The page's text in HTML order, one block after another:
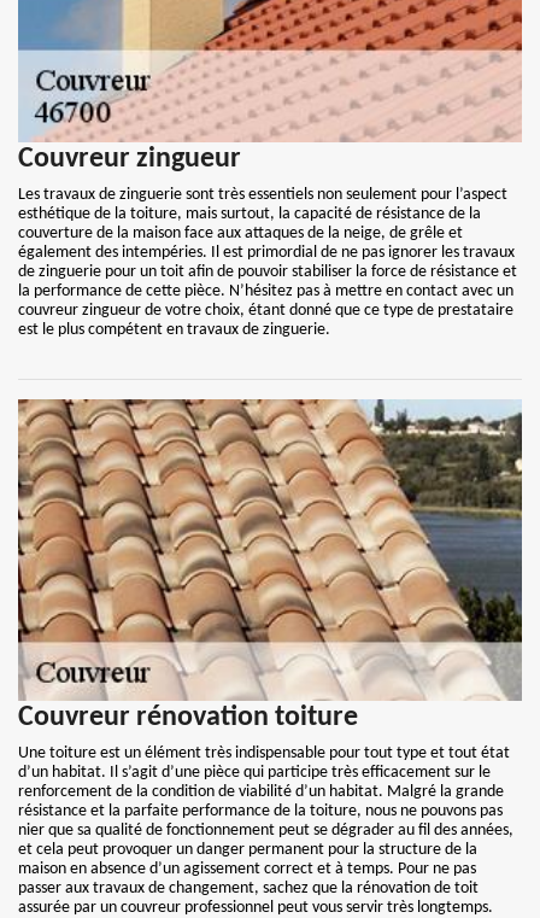
Couvreur zingueur
Les travaux de zinguerie sont très essentiels non seulement pour l’aspect
esthétique de la toiture, mais surtout, la capacité de résistance de la
couverture de la maison face aux attaques de la neige, de grêle et
également des intempéries. Il est primordial de ne pas ignorer les travaux
de zinguerie pour un toit afin de pouvoir stabiliser la force de résistance et
la performance de cette pièce. N’hésitez pas à mettre en contact avec un
couvreur zingueur de votre choix, étant donné que ce type de prestataire
est le plus compétent en travaux de zinguerie.
Couvreur rénovation toiture
Une toiture est un élément très indispensable pour tout type et tout état
d’un habitat. Il s’agit d’une pièce qui participe très efficacement sur le
renforcement de la condition de viabilité d’un habitat. Malgré la grande
résistance et la parfaite performance de la toiture, nous ne pouvons pas
nier que sa qualité de fonctionnement peut se dégrader au fil des années,
et cela peut provoquer un danger permanent pour la structure de la
maison en absence d’un agissement correct et à temps. Pour ne pas
passer aux travaux de changement, sachez que la rénovation de toit
assurée par un couvreur professionnel peut vous servir très longtemps.